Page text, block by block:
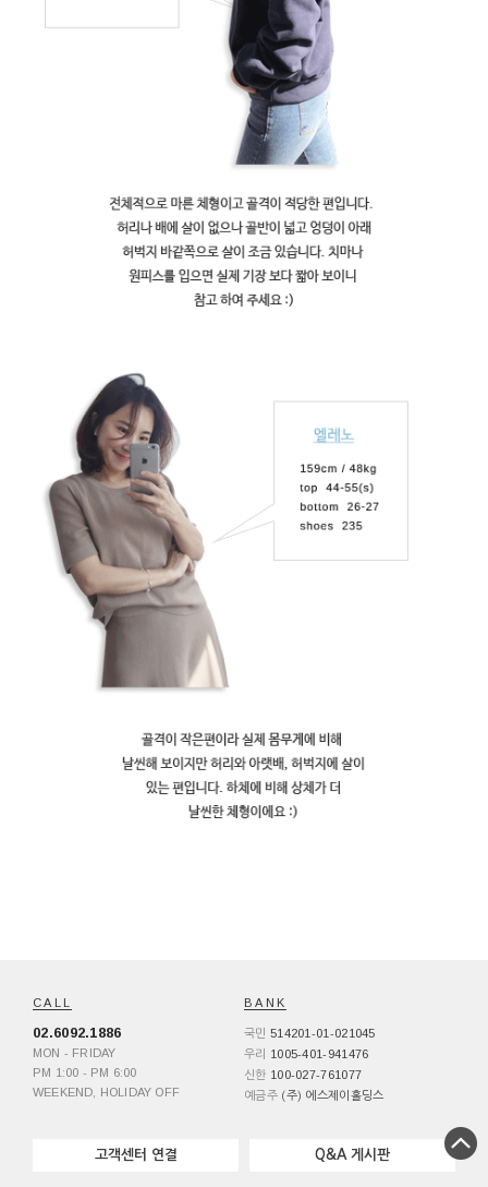
CALL
02.6092.1886
MON - FRIDAY
PM 1:00 - PM 6:00
WEEKEND, HOLIDAY OFF
BANK
국민 514201-01-021045
우리 1005-401-941476
신한 100-027-761077
예금주 (주) 에스제이홀딩스
고객센터 연결 Q&A 게시판